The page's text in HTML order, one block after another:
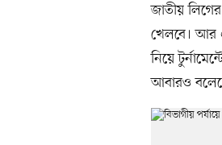
জাতীয়
খেলবে। আর
নিয়ে
আবারও